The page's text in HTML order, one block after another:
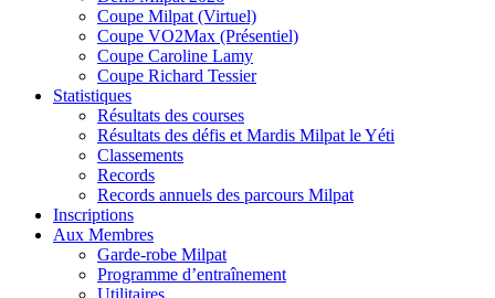
Coupe Milpat (Virtuel)
Coupe VO2Max (Présentiel)
Coupe Caroline Lamy
Coupe Richard Tessier
Statistiques
Résultats des courses
Résultats des défis et Mardis Milpat le Yéti
Classements
Records
Records annuels des parcours Milpat
Inscriptions
Aux Membres
Garde-robe Milpat
Programme d’entraînement
Utilitaires